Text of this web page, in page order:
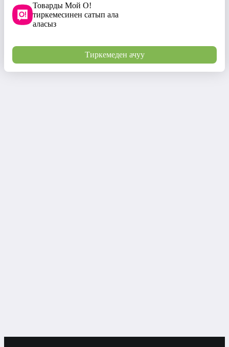
Товарды Мой О!
тиркемесинен сатып ала
аласыз
Тиркемеден ачуу